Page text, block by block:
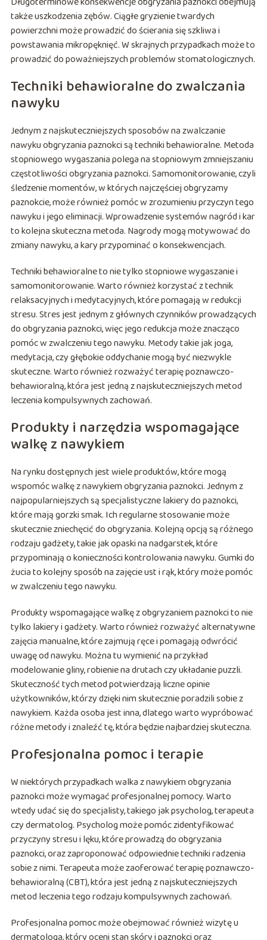
także uszkodzenia zębów. Ciągłe gryzienie twardych
powierzchni może prowadzić do ścierania się szkliwa i
powstawania mikropęknięć. W skrajnych przypadkach może to
prowadzić do poważniejszych problemów stomatologicznych.
Techniki behawioralne do zwalczania
nawyku
Jednym z najskuteczniejszych sposobów na zwalczanie
nawyku obgryzania paznokci są techniki behawioralne. Metoda
stopniowego wygaszania polega na stopniowym zmniejszaniu
częstotliwości obgryzania paznokci. Samomonitorowanie, czyli
śledzenie momentów, w których najczęściej obgryzamy
paznokcie, może również pomóc w zrozumieniu przyczyn tego
nawyku i jego eliminacji. Wprowadzenie systemów nagród i kar
to kolejna skuteczna metoda. Nagrody mogą motywować do
zmiany nawyku, a kary przypominać o konsekwencjach.
Techniki behawioralne to nie tylko stopniowe wygaszanie i
samomonitorowanie. Warto również korzystać z technik
relaksacyjnych i medytacyjnych, które pomagają w redukcji
stresu. Stres jest jednym z głównych czynników prowadzących
do obgryzania paznokci, więc jego redukcja może znacząco
pomóc w zwalczeniu tego nawyku. Metody takie jak joga,
medytacja, czy głębokie oddychanie mogą być niezwykle
skuteczne. Warto również rozważyć terapię poznawczo-
behawioralną, która jest jedną z najskuteczniejszych metod
leczenia kompulsywnych zachowań.
Produkty i narzędzia wspomagające
walkę z nawykiem
Na rynku dostępnych jest wiele produktów, które mogą
wspomóc walkę z nawykiem obgryzania paznokci. Jednym z
najpopularniejszych są specjalistyczne lakiery do paznokci,
które mają gorzki smak. Ich regularne stosowanie może
skutecznie zniechęcić do obgryzania. Kolejną opcją są różnego
rodzaju gadżety, takie jak opaski na nadgarstek, które
przypominają o konieczności kontrolowania nawyku. Gumki do
żucia to kolejny sposób na zajęcie ust i rąk, który może pomóc
w zwalczeniu tego nawyku.
Produkty wspomagające walkę z obgryzaniem paznokci to nie
tylko lakiery i gadżety. Warto również rozważyć alternatywne
zajęcia manualne, które zajmują ręce i pomagają odwrócić
uwagę od nawyku. Można tu wymienić na przykład
modelowanie gliny, robienie na drutach czy układanie puzzli.
Skuteczność tych metod potwierdzają liczne opinie
użytkowników, którzy dzięki nim skutecznie poradzili sobie z
nawykiem. Każda osoba jest inna, dlatego warto wypróbować
różne metody i znaleźć tę, która będzie najbardziej skuteczna.
Profesjonalna pomoc i terapie
W niektórych przypadkach walka z nawykiem obgryzania
paznokci może wymagać profesjonalnej pomocy. Warto
wtedy udać się do specjalisty, takiego jak psycholog, terapeuta
czy dermatolog. Psycholog może pomóc zidentyfikować
przyczyny stresu i lęku, które prowadzą do obgryzania
paznokci, oraz zaproponować odpowiednie techniki radzenia
sobie z nimi. Terapeuta może zaoferować terapię poznawczo-
behawioralną (CBT), która jest jedną z najskuteczniejszych
metod leczenia tego rodzaju kompulsywnych zachowań.
Profesjonalna pomoc może obejmować również wizytę u